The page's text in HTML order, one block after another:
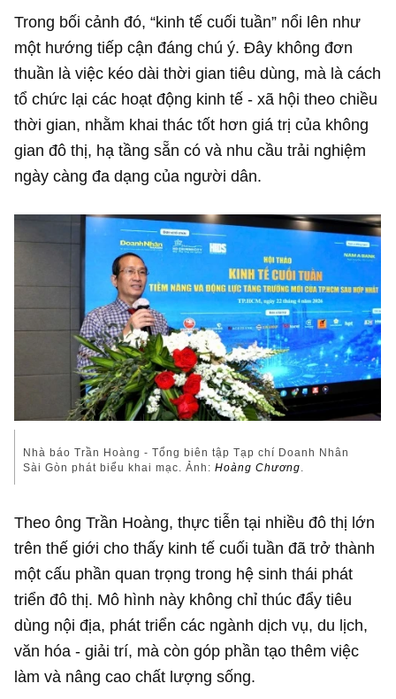
Trong bối cảnh đó, “kinh tế cuối tuần” nổi lên như
một hướng tiếp cận đáng chú ý. Đây không đơn
thuần là việc kéo dài thời gian tiêu dùng, mà là cách
tổ chức lại các hoạt động kinh tế - xã hội theo chiều
thời gian, nhằm khai thác tốt hơn giá trị của không
gian đô thị, hạ tầng sẵn có và nhu cầu trải nghiệm
ngày càng đa dạng của người dân.
Nhà báo Trần Hoàng - Tổng biên tập Tạp chí Doanh Nhân
Sài Gòn phát biểu khai mạc. Ảnh:Hoàng Chương
Theo ông Trần Hoàng, thực tiễn tại nhiều đô thị lớn
trên thế giới cho thấy kinh tế cuối tuần đã trở thành
một cấu phần quan trọng trong hệ sinh thái phát
triển đô thị. Mô hình này không chỉ thúc đẩy tiêu
dùng nội địa, phát triển các ngành dịch vụ, du lịch,
văn hóa - giải trí, mà còn góp phần tạo thêm việc
làm và nâng cao chất lượng sống.